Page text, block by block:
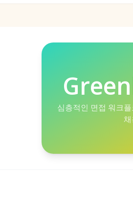
심층적인 면접 워크